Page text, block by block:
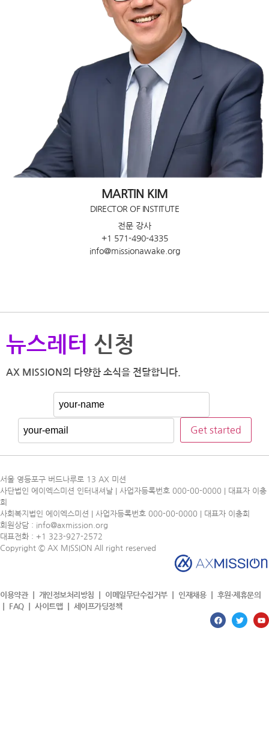
MARTIN KIM
DIRECTOR OF INSTITUTE
전문 강사
+1 571-490-4335
info@missionawake.org
뉴스레터 신청
AX MISSION의 다양한 소식을 전달합니다.
서울 영등포구 버드나루로 13 AX 미션
사단법인 에이엑스미션 인터내셔날 | 사업자등록번호 000-00-0000 | 대표자 이충
희
사회복지법인 에이엑스미션 | 사업자등록번호 000-00-0000 | 대표자 이충희
회원상담 : info@axmission.org
대표전화 : +1 323-927-2572
Copyright © AX MISSION All right reserved
이용약관 ㅣ 개인정보처리방침 ㅣ 이메일무단수집거부 ㅣ 인재채용 ㅣ 후원·제휴문의
ㅣ FAQ ㅣ 사이트맵 ㅣ 세이프가딩정책